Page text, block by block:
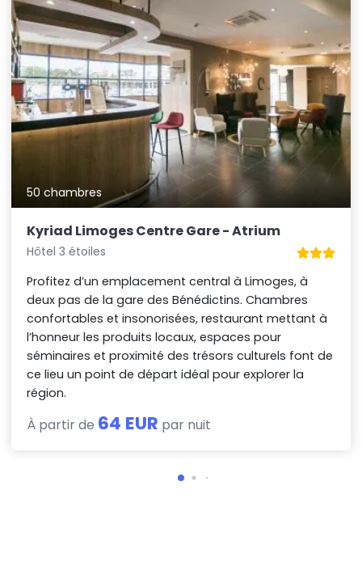
50 chambres
Kyriad Limoges Centre Gare - Atrium
Hôtel 3 étoiles
Profitez d’un emplacement central à Limoges, à
deux pas de la gare des Bénédictins. Chambres
confortables et insonorisées, restaurant mettant à
l’honneur les produits locaux, espaces pour
séminaires et proximité des trésors culturels font de
ce lieu un point de départ idéal pour explorer la
région.
À partir de 64 EUR par nuit